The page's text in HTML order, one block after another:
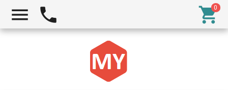
  